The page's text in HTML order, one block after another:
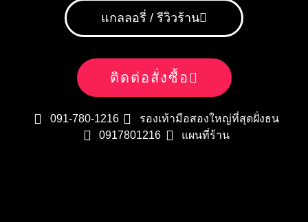
แกลลอรี่ / รีวิวร้าน
ติดต่อสั่งซื้อ
091-780-1216
รองเท้ามือสองใหญ่ที่สุดฝั่งธน
0917801216
แผนที่ร้าน